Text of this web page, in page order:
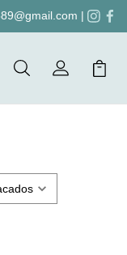
|
BuscarMi Cuenta
Mi